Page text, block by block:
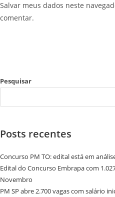
Salvar meus dados neste
comentar.
Pesquisar
Posts recentes
Concurso PM TO: edital está em
Edital do Concurso Embrapa com
Novembro
PM SP abre 2.700 vagas com salário